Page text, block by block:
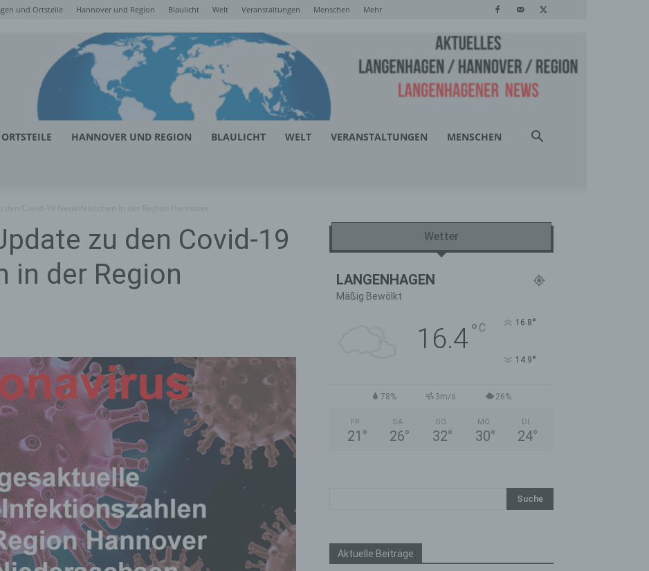
und Ortsteile Hannover und Region Blaulicht Welt Veranstaltungen Menschen Mehr
HANNOVER UND REGION BLAULICHT WELT VERANSTALTUNGEN MENSCHEN
zu den Covid-19
in der Region
Wetter
LANGENHAGEN
Mäßig Bewölkt
16.4° C 16.8°
14.9°
78% 3m/s 26%
FR.
21 °
SA.
26°
SO.
32°
MO.
30°
DI.
24°
Aktuelle Beiträge